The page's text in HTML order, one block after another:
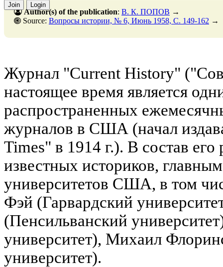
Join Login
Author(s) of the publication: В. К. ПОПОВ →
Source: Вопросы истории, № 6, Июнь 1958, C. 149-162 →
Журнал "Current History"
настоящее время является
распространенных
журналов в США (начал
Times" в 1914 г.). В состав его
известных историков,
университетов США, в том
Фэй (Гарвардский
(Пенсильванский
университет), Михаил
университет).